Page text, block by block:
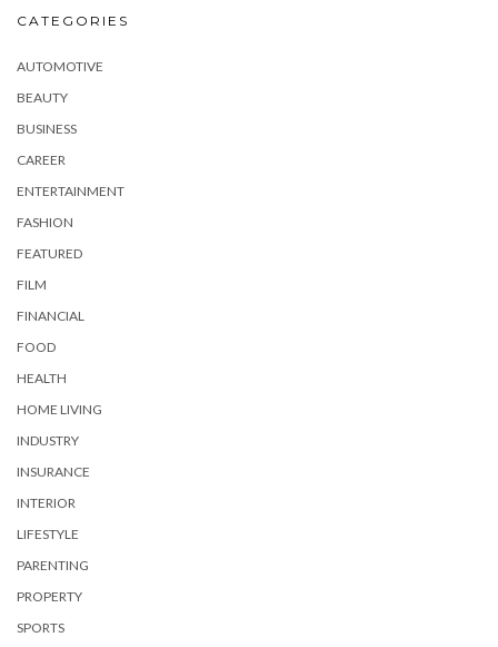
CATEGORIES
AUTOMOTIVE
BEAUTY
BUSINESS
CAREER
ENTERTAINMENT
FASHION
FEATURED
FILM
FINANCIAL
FOOD
HEALTH
HOME LIVING
INDUSTRY
INSURANCE
INTERIOR
LIFESTYLE
PARENTING
PROPERTY
SPORTS